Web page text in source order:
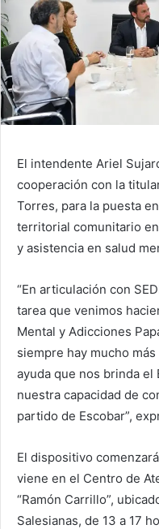
El intendente Ariel
cooperación con la
Torres, para la puesta
territorial comunitario
y asistencia en salud
“En articulación con
tarea que venimos
Mental y Adicciones
siempre hay mucho
ayuda que nos brinda el
nuestra capacidad de
partido de Escobar”,
El dispositivo
viene en el Centro de
“Ramón Carrillo”,
Salesianas, de 13 a 17